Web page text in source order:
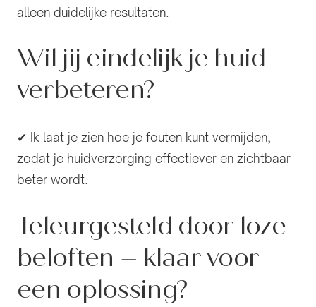
alleen duidelijke resultaten.
Wil jij eindelijk je huid
verbeteren?
✔ Ik laat je zien hoe je fouten kunt vermijden,
zodat je huidverzorging effectiever en zichtbaar
beter wordt.
Teleurgesteld door loze
beloften – klaar voor
een oplossing?